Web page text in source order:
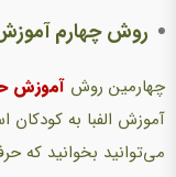
روش چهارم
چهارمین روش آموزش
آموزش الفبا به
می‌توانید بخوانید که